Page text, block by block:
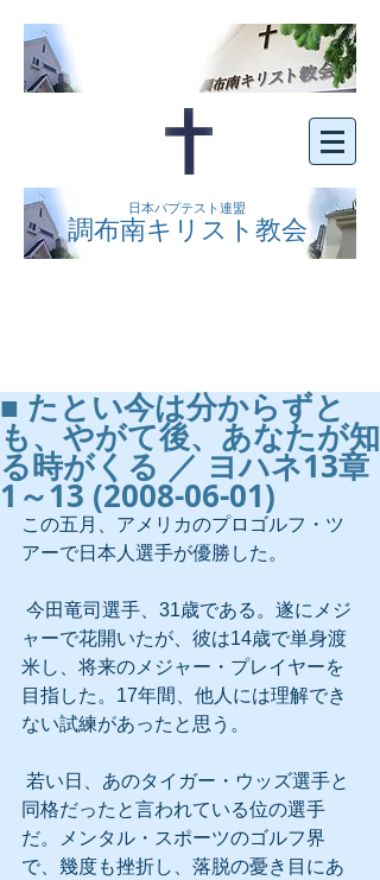
日本バプテスト連盟
調布南キリスト教会
■ たとい今は分からずと
も、やがて後、あなたが知
る時がくる ／ ヨハネ13章
1～13 (2008-06-01)
この五月、アメリカのプロゴルフ・ツ
アーで日本人選手が優勝した。
ャーで花開いたが、彼は14歳で単身渡
米し、将来のメジャー・プレイヤーを
目指した。17年間、他人には理解でき
ない試練があったと思う。
同格だったと言われている位の選手
だ。メンタル・スポーツのゴルフ界
で、幾度も挫折し、落脱の憂き目にあ